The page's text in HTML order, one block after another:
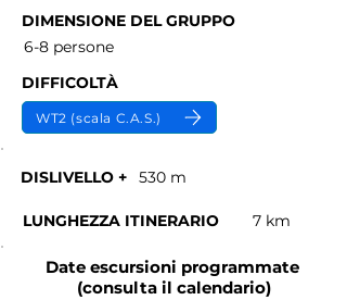
DIMENSIONE DEL GRUPPO
6-8 persone
DIFFICOLTÀ
WT2 (scala C.A.S.)
DISLIVELLO + 530 m
LUNGHEZZA ITINERARIO 7 km
Date escursioni programmate
(consulta il calendario)